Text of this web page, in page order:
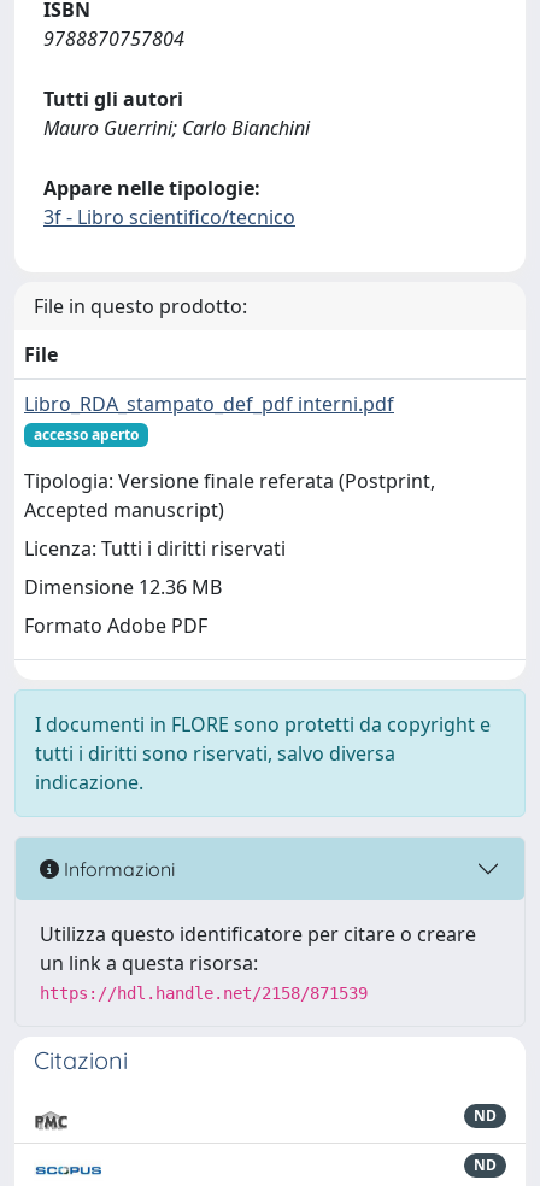
ISBN
9788870757804
Tutti gli autori
Mauro Guerrini; Carlo Bianchini
Appare nelle tipologie:
3f - Libro scientifico/tecnico
File in questo prodotto:
File
Libro_RDA_stampato_def_pdf interni.pdf
accesso aperto
Tipologia: Versione finale referata (Postprint,
Accepted manuscript)
Licenza: Tutti i diritti riservati
Dimensione 12.36 MB
Formato Adobe PDF
I documenti in FLORE sono protetti da copyright e
tutti i diritti sono riservati, salvo diversa
indicazione.
Informazioni
Utilizza questo identificatore per citare o creare
un link a questa risorsa:
https://hdl.handle.net/2158/871539
Citazioni
ND
ND